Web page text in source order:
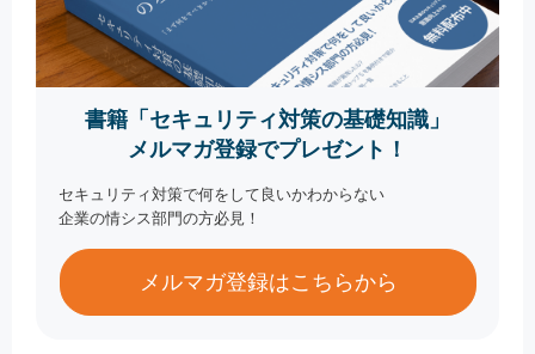
書籍「セキュリティ対策の基礎知識」
メルマガ登録でプレゼント！
セキュリティ対策で何をして良いかわからない
企業の情シス部門の方必見！
メルマガ登録はこちらから